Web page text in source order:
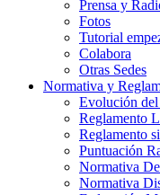
Prensa y
Fotos
Tutorial
Colabora
Otras Sedes
Normativa y
Evolución
Reglamento
Reglamento
Puntuación
Normativa
Normativa